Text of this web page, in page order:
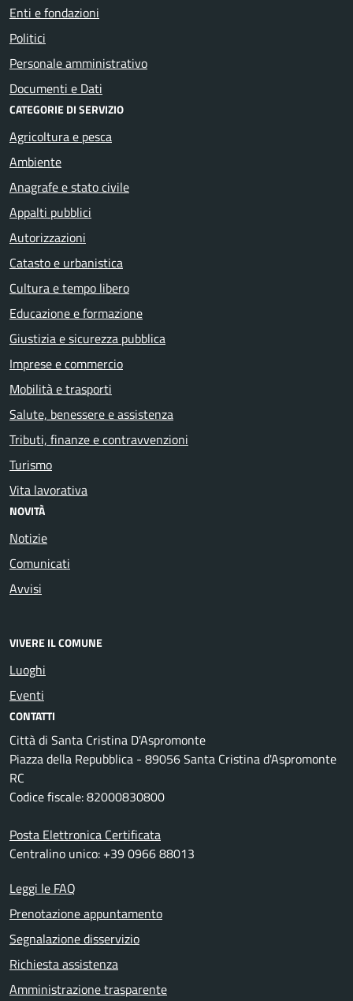
Enti e fondazioni
Politici
Personale amministrativo
Documenti e Dati
CATEGORIE DI SERVIZIO
Agricoltura e pesca
Ambiente
Anagrafe e stato civile
Appalti pubblici
Autorizzazioni
Catasto e urbanistica
Cultura e tempo libero
Educazione e formazione
Giustizia e sicurezza pubblica
Imprese e commercio
Mobilità e trasporti
Salute, benessere e assistenza
Tributi, finanze e contravvenzioni
Turismo
Vita lavorativa
NOVITÀ
Notizie
Comunicati
Avvisi
VIVERE IL COMUNE
Luoghi
Eventi
CONTATTI
Città di Santa Cristina D'Aspromonte
Piazza della Repubblica - 89056 Santa Cristina d'Aspromonte
RC
Codice fiscale: 82000830800
Posta Elettronica Certificata
Centralino unico: +39 0966 88013
Leggi le FAQ
Prenotazione appuntamento
Segnalazione disservizio
Richiesta assistenza
Amministrazione trasparente